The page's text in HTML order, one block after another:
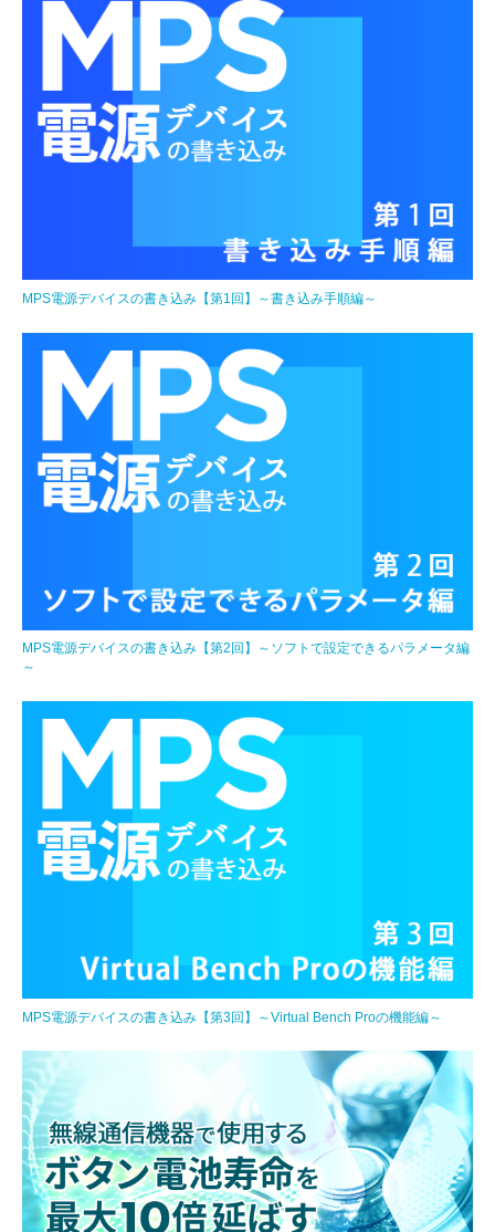
MPS電源デバイスの書き込み【第1回】～書き込み手順編～
MPS電源デバイスの書き込み【第2回】～ソフトで設定できるパラメータ編
～
MPS電源デバイスの書き込み【第3回】～Virtual Bench Proの機能編～